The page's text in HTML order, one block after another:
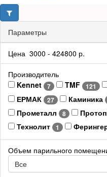
Параметры
Цена 3000 - 424800 р.
Производитель
Kennet
7 TMF 121
ЕРМАК 27 Каминика
Прометалл 8
Технолит 1
Объем парильного
Все